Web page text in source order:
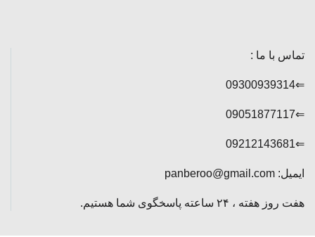
تماس با ما :
⇐09300939314
⇐09051877117
⇐09212143681
ایمیل: panberoo@gmail.com
هفت روز هفته ، ۲۴ ساعته پاسخگوی شما هستیم.